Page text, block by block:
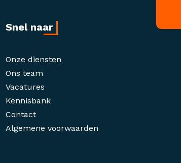
Snel naar
Onze diensten
Ons team
Vacatures
Kennisbank
Contact
Algemene voorwaarden